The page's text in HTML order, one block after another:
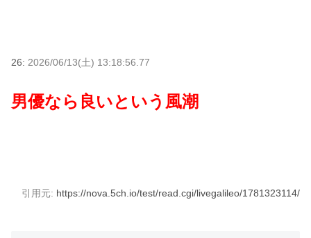
26: 2026/06/13(土) 13:18:56.77
男優なら良いという風潮
引用元: https://nova.5ch.io/test/read.cgi/livegalileo/1781323114/